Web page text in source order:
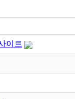
이트